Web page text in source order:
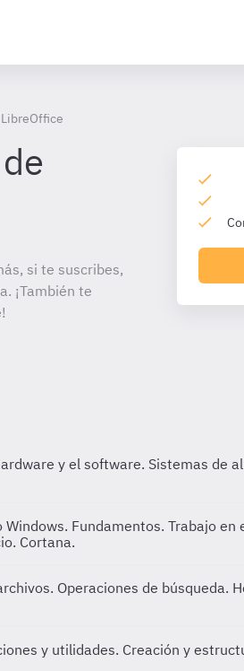
LibreOffice
si te suscribes,
¡También te
y el software. Sistemas de
Fundamentos. Trabajo
Cortana.
Operaciones de búsqueda.
y utilidades. Creación y